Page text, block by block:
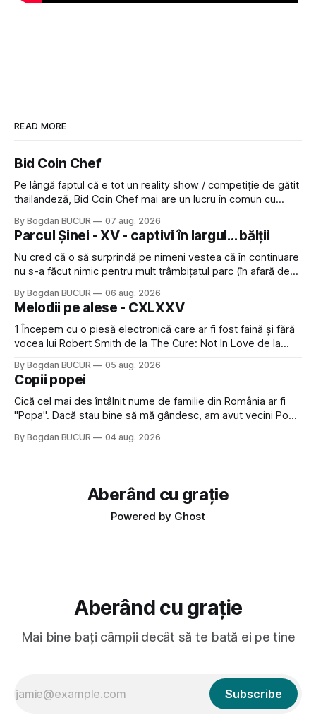
READ MORE
Bid Coin Chef
Pe lângă faptul că e tot un reality show / competiție de gătit
thailandeză, Bid Coin Chef mai are un lucru în comun cu
lăsat rece la prima vedere, după care m-a făcut să mă
îndrăgostesc de el. Nu mi-a plăcut faptul
By Bogdan BUCUR 07 aug. 2026
Parcul Șinei - XV - captivi în largul... bălții
Nu cred că o să surprindă pe nimeni vestea că în continuare
nu s-a făcut nimic pentru mult trâmbițatul parc (în afară de
timp pui și latră prin gard la lumea care trece prin zonă). Am
avut, în schimb, o belea
By Bogdan BUCUR 06 aug. 2026
Melodii pe alese - CXLXXV
1 Începem cu o piesă electronică care ar fi fost faină și fără
vocea lui Robert Smith de la The Cure: Not In Love de la
a dovedit că jumătatea masculină a acelui duo era cam
dubioasă...) 2. Băgăm la
By Bogdan BUCUR 05 aug. 2026
Copii popei
Cică cel mai des întâlnit nume de familie din România ar fi
"Popa". Dacă stau bine să mă gândesc, am avut vecini Popa
Dexonline spune de etimologia termenului de popă că ar
By Bogdan BUCUR 04 aug. 2026
Aberând cu grație
Powered by Ghost
Aberând cu grație
Mai bine bați câmpii decât să te bată ei pe tine
Subscribe